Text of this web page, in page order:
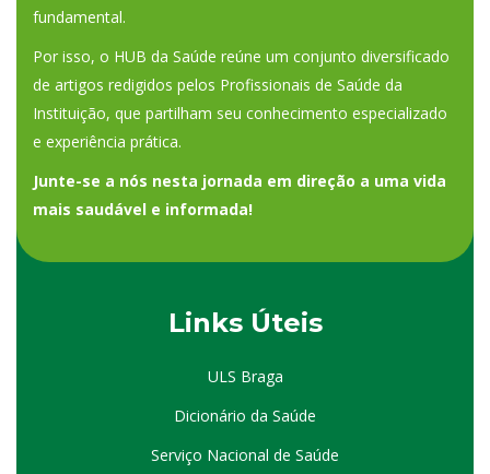
fundamental.
Por isso, o HUB da Saúde reúne um conjunto diversificado
de artigos redigidos pelos Profissionais de Saúde da
Instituição, que partilham seu conhecimento especializado
e experiência prática.
Junte-se a nós nesta jornada em direção a uma vida
mais saudável e informada!
Links Úteis
ULS Braga
Dicionário da Saúde
Serviço Nacional de Saúde